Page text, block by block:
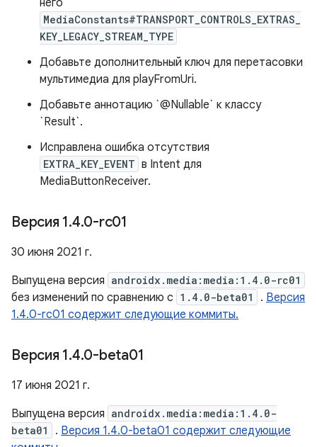
него
MediaConstants#TRANSPORT_CONTROLS_EXTRAS_
KEY_LEGACY_STREAM_TYPE
Добавьте дополнительный ключ для перетасовки
мультимедиа для playFromUri.
Добавьте аннотацию `@Nullable` к классу
`Result`.
Исправлена ​​ошибка отсутствия
EXTRA_KEY_EVENT в Intent для
MediaButtonReceiver.
Версия 1.4.0-rc01
30 июня 2021 г.
Выпущена версия androidx.media:media:1.4.0-rc01
без изменений по сравнению с 1.4.0-beta01 . Версия
1.4.0-rc01 содержит следующие коммиты.
Версия 1.4.0-beta01
17 июня 2021 г.
Выпущена версия androidx.media:media:1.4.0-
beta01
. Версия 1.4.0-beta01 содержит следующие